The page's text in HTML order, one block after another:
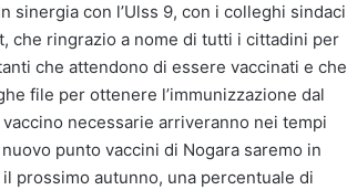
sinergia con l’Ulss 9, con i colleghi sindaci
che ringrazio a nome di tutti i cittadini per
che attendono di essere vaccinati e che
file per ottenere l’immunizzazione dal
necessarie arriveranno nei tempi
punto vaccini di Nogara saremo in
prossimo autunno, una percentuale di